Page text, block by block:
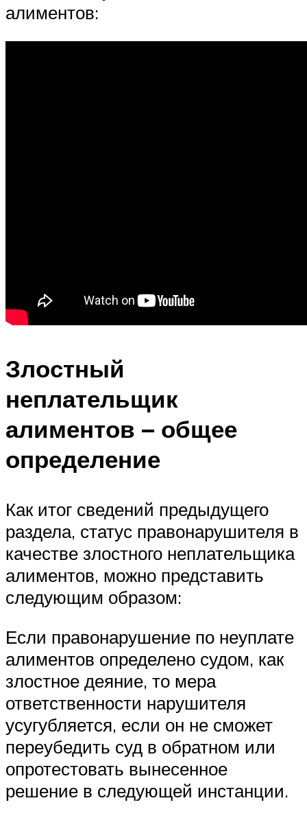
алиментов:
Злостный
неплательщик
алиментов – общее
определение
Как итог сведений предыдущего
раздела, статус правонарушителя в
качестве злостного неплательщика
алиментов, можно представить
следующим образом:
Если правонарушение по неуплате
алиментов определено судом, как
злостное деяние, то мера
ответственности нарушителя
усугубляется, если он не сможет
переубедить суд в обратном или
опротестовать вынесенное
решение в следующей инстанции.